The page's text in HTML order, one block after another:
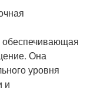
обеспечивающая
Она
уровня
и